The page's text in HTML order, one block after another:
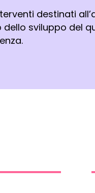
destinati
sviluppo del